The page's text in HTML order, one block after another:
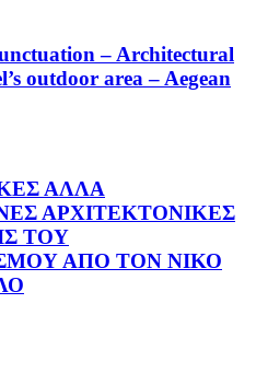
– Architectural
outdoor area – Aegean
ΑΛΛΑ
ΑΡΧΙΤΕΚΤΟΝΙΚΕΣ
ΤΟΥ
ΑΠΟ ΤΟΝ ΝΙΚΟ